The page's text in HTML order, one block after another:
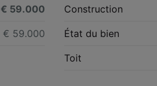
€ 59.000
€ 59.000
Construction
État du bien
Toit